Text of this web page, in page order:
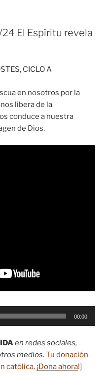
El Espíritu revela
CICLO A
en nosotros por la
libera de la
conduce a nuestra
de Dios.
00:00
en redes sociales,
medios.Tu donación
católica. ¡Dona ahora!]